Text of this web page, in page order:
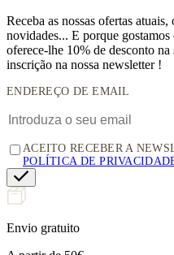
Receba as nossas ofertas atuais,
novidades... E porque gostamos
oferece-lhe 10% de desconto na
inscrição na nossa newsletter !
ENDEREÇO DE EMAIL
ACEITO RECEBER A
POLÍTICA DE
Envio gratuito